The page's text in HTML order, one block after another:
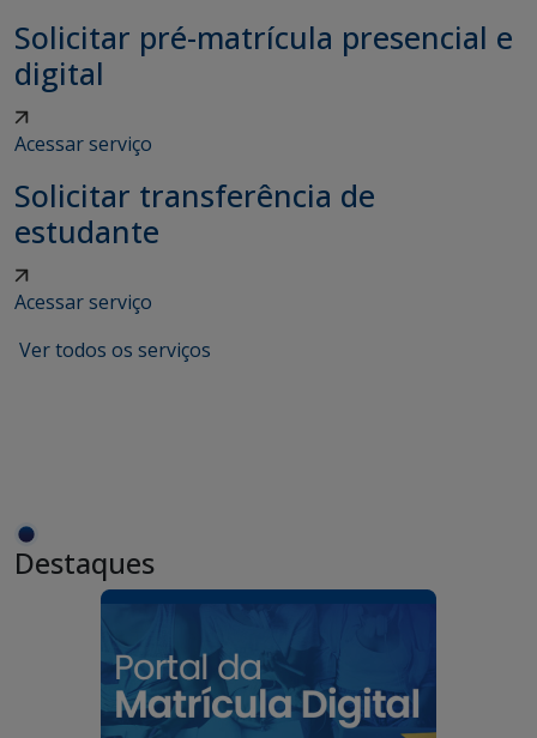
Solicitar pré-matrícula presencial e
digital
Acessar serviço
Solicitar transferência de
estudante
Acessar serviço
Ver todos os serviços
Destaques